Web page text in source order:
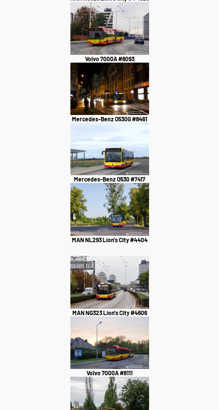
Volvo 7000A #8093
Mercedes-Benz O530G #8461
Mercedes-Benz O530 #7417
MAN NL293 Lion's City #4404
MAN NG323 Lion's City #4606
Volvo 7000A #8111